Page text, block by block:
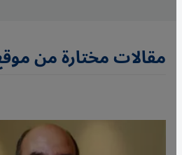
مقالات مختارة من